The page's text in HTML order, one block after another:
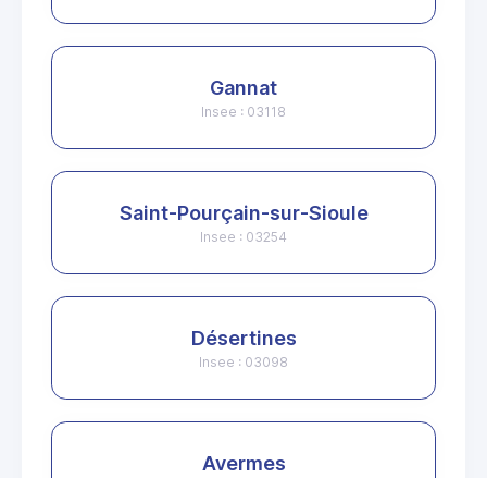
Gannat
Insee : 03118
Saint-Pourçain-sur-Sioule
Insee : 03254
Désertines
Insee : 03098
Avermes